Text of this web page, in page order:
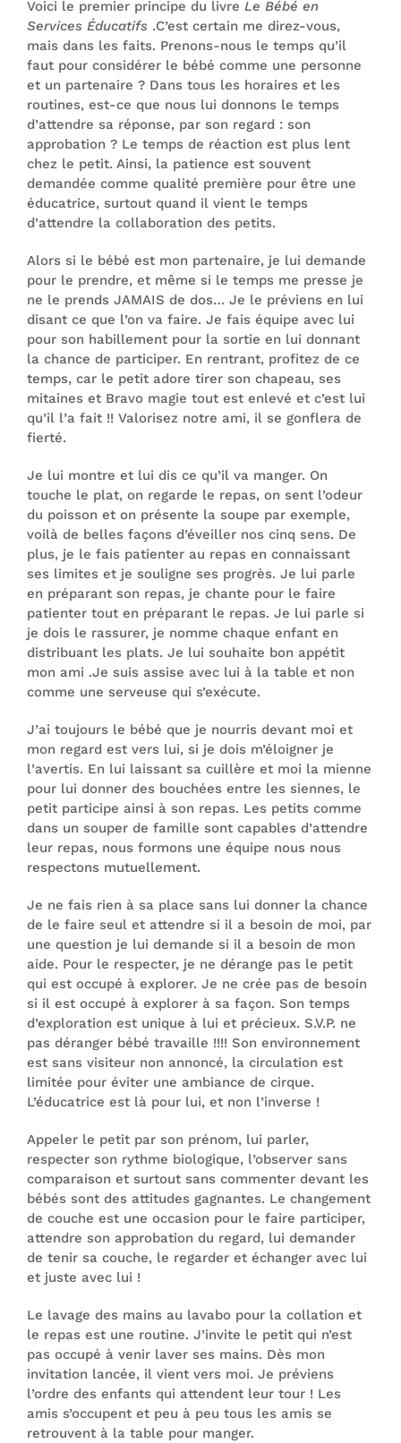
Voici le premier principe du livre Le Bébé en
Services Éducatifs .C’est certain me direz-vous,
mais dans les faits. Prenons-nous le temps qu’il
faut pour considérer le bébé comme une personne
et un partenaire ? Dans tous les horaires et les
routines, est-ce que nous lui donnons le temps
d’attendre sa réponse, par son regard : son
approbation ? Le temps de réaction est plus lent
chez le petit. Ainsi, la patience est souvent
demandée comme qualité première pour être une
éducatrice, surtout quand il vient le temps
d’attendre la collaboration des petits.
Alors si le bébé est mon partenaire, je lui demande
pour le prendre, et même si le temps me presse je
ne le prends JAMAIS de dos… Je le préviens en lui
disant ce que l’on va faire. Je fais équipe avec lui
pour son habillement pour la sortie en lui donnant
la chance de participer. En rentrant, profitez de ce
temps, car le petit adore tirer son chapeau, ses
mitaines et Bravo magie tout est enlevé et c’est lui
qu’il l’a fait !! Valorisez notre ami, il se gonflera de
fierté.
Je lui montre et lui dis ce qu’il va manger. On
touche le plat, on regarde le repas, on sent l’odeur
du poisson et on présente la soupe par exemple,
voilà de belles façons d’éveiller nos cinq sens. De
plus, je le fais patienter au repas en connaissant
ses limites et je souligne ses progrès. Je lui parle
en préparant son repas, je chante pour le faire
patienter tout en préparant le repas. Je lui parle si
je dois le rassurer, je nomme chaque enfant en
distribuant les plats. Je lui souhaite bon appétit
mon ami .Je suis assise avec lui à la table et non
comme une serveuse qui s’exécute.
J’ai toujours le bébé que je nourris devant moi et
mon regard est vers lui, si je dois m’éloigner je
l’avertis. En lui laissant sa cuillère et moi la mienne
pour lui donner des bouchées entre les siennes, le
petit participe ainsi à son repas. Les petits comme
dans un souper de famille sont capables d’attendre
leur repas, nous formons une équipe nous nous
respectons mutuellement.
Je ne fais rien à sa place sans lui donner la chance
de le faire seul et attendre si il a besoin de moi, par
une question je lui demande si il a besoin de mon
aide. Pour le respecter, je ne dérange pas le petit
qui est occupé à explorer. Je ne crée pas de besoin
si il est occupé à explorer à sa façon. Son temps
d’exploration est unique à lui et précieux. S.V.P. ne
pas déranger bébé travaille !!!! Son environnement
est sans visiteur non annoncé, la circulation est
limitée pour éviter une ambiance de cirque.
L’éducatrice est là pour lui, et non l’inverse !
Appeler le petit par son prénom, lui parler,
respecter son rythme biologique, l’observer sans
comparaison et surtout sans commenter devant les
bébés sont des attitudes gagnantes. Le changement
de couche est une occasion pour le faire participer,
attendre son approbation du regard, lui demander
de tenir sa couche, le regarder et échanger avec lui
et juste avec lui !
Le lavage des mains au lavabo pour la collation et
le repas est une routine. J’invite le petit qui n’est
pas occupé à venir laver ses mains. Dès mon
invitation lancée, il vient vers moi. Je préviens
l’ordre des enfants qui attendent leur tour ! Les
amis s’occupent et peu à peu tous les amis se
retrouvent à la table pour manger.